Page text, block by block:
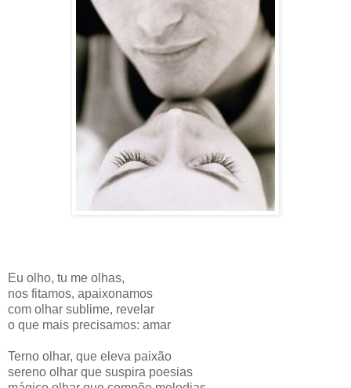
Eu olho, tu me olhas,
nos fitamos, apaixonamos
com olhar sublime, revelar
o que mais precisamos: amar
Terno olhar, que eleva paixão
sereno olhar que suspira poesias